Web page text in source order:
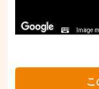
Image